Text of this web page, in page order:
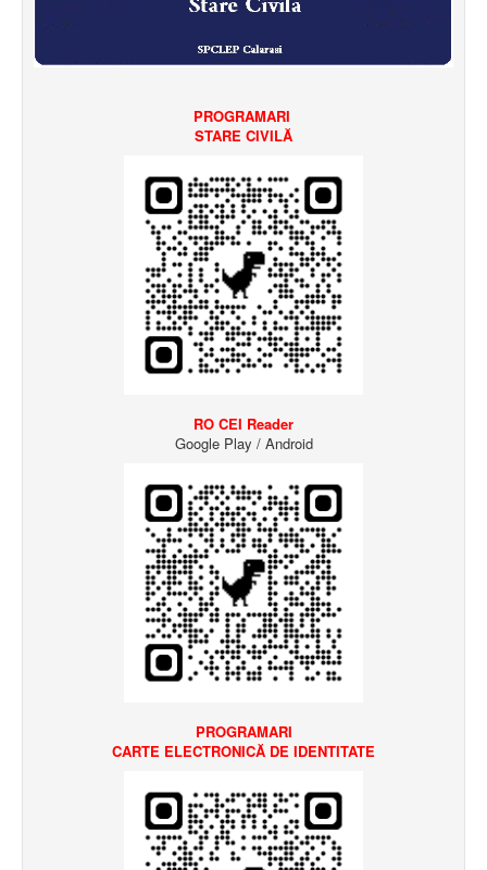
PROGRAMARI
STARE CIVILĂ
RO CEI Reader
Google Play / Android
PROGRAMARI
CARTE ELECTRONICĂ DE IDENTITATE